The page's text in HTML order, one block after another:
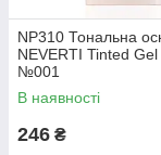
NP310 Тональна
NEVERTI Tinted
№001
В наявності
246 ₴